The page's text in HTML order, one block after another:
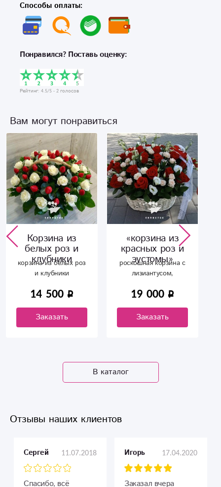
Способы оплаты:
Понравился? Поставь оценку:
Рейтинг: 4.5/5 - 2 голосов
Вам могут понравиться
Корзина из
белых роз и
клубники
корзина из белых роз
и клубники
14 500
Заказать
«корзина из
красных роз и
эустомы»
роскошная корзина с
лизиантусом,
сортовой розами
19 000
Заказать
В каталог
Отзывы наших клиентов
Сергей 11.07.2018
Спасибо, всё
Игорь 17.04.2020
Заказал вчера